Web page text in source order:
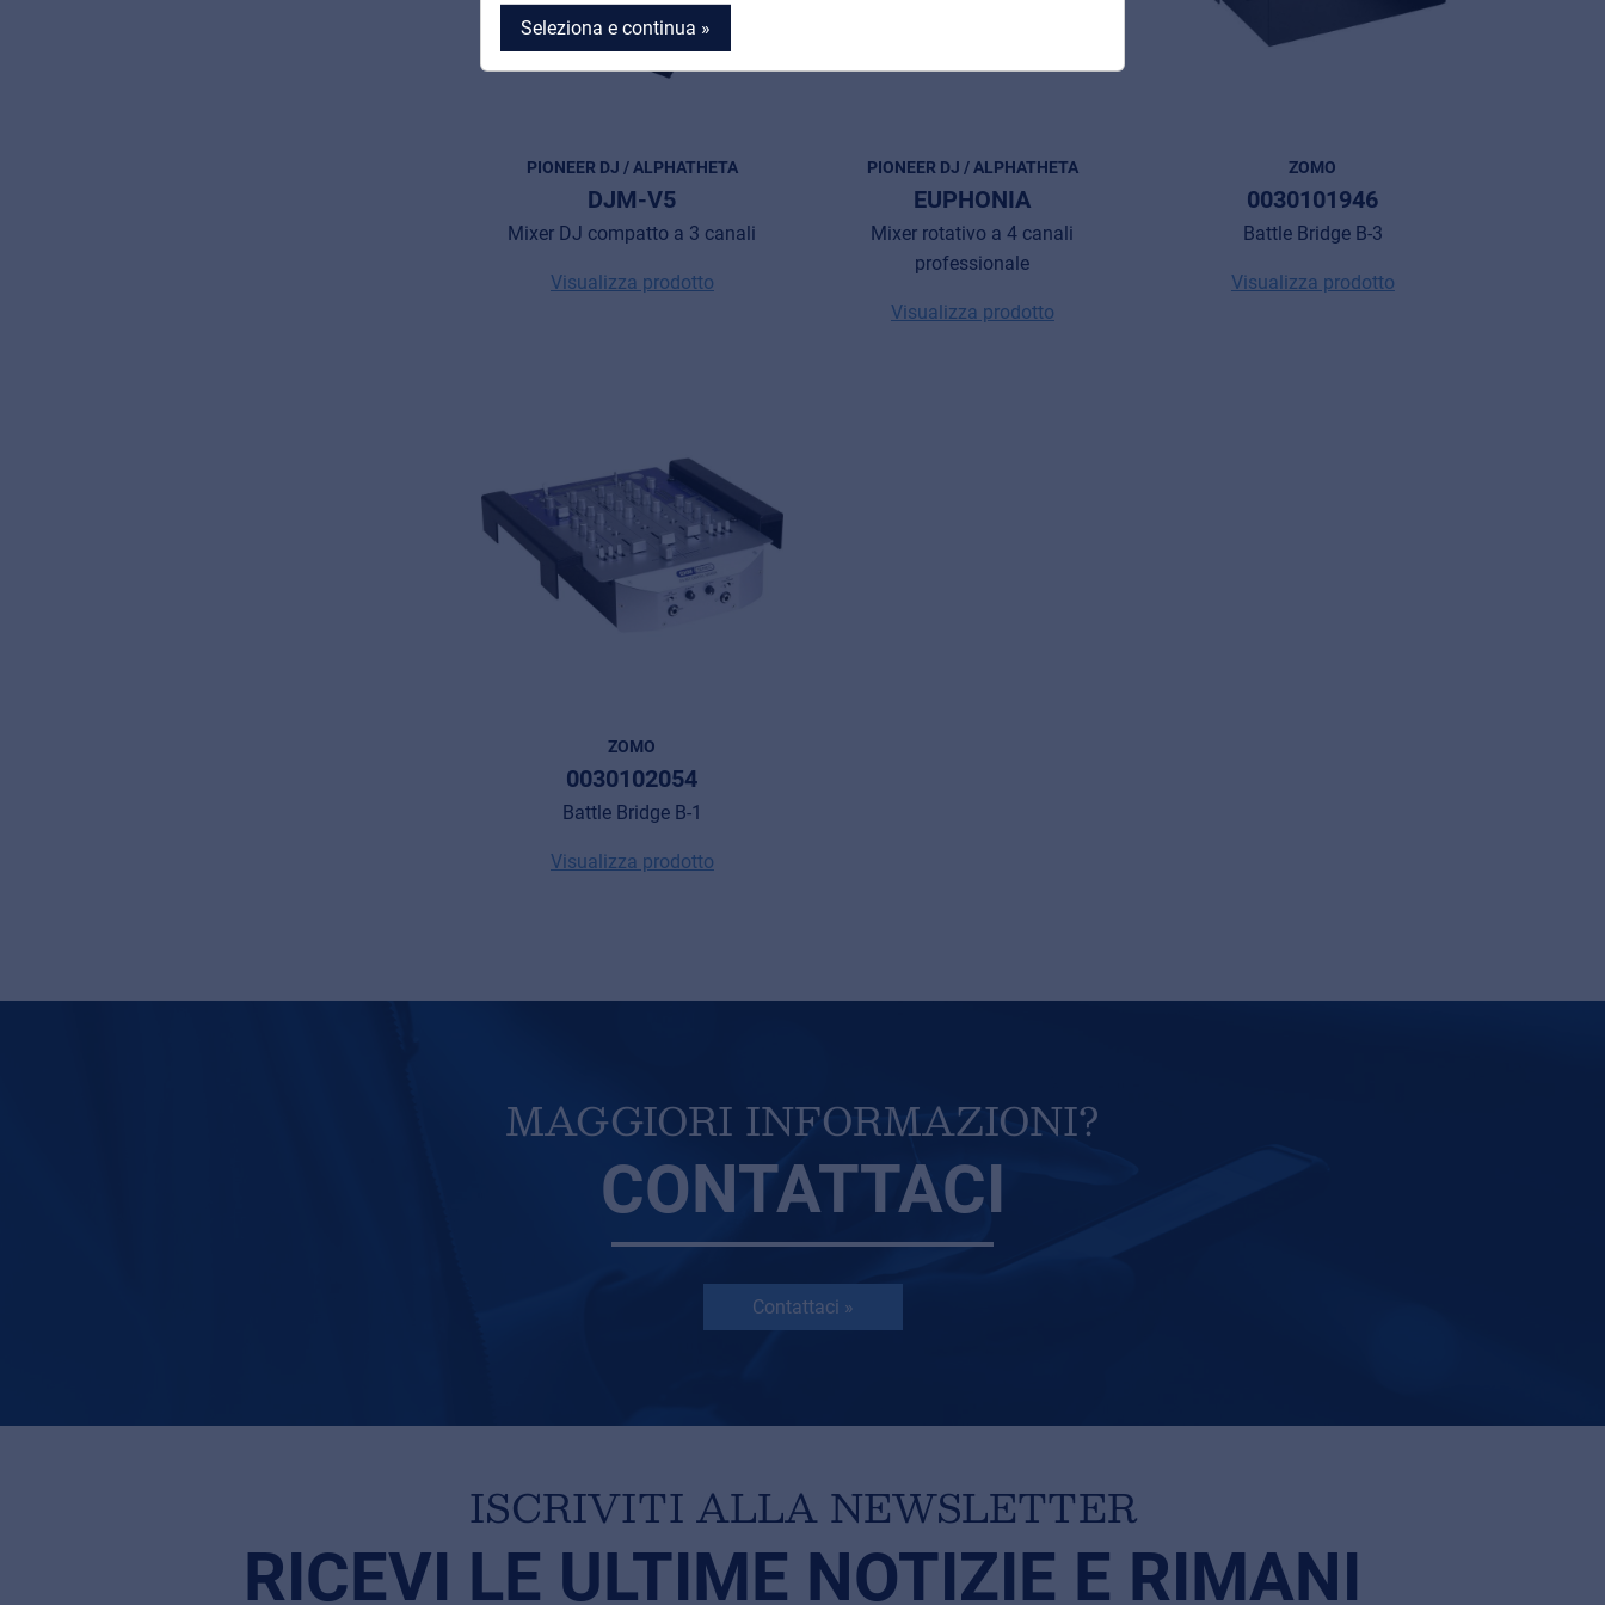
Seleziona e continua »
PIONEER DJ / ALPHATHETA
DJM-V5
Mixer DJ compatto a 3 canali
Visualizza prodotto
PIONEER DJ / ALPHATHETA
EUPHONIA
Mixer rotativo a 4 canali
professionale
Visualizza prodotto
ZOMO
0030101946
Battle Bridge B-3
Visualizza prodotto
ZOMO
0030102054
Battle Bridge B-1
Visualizza prodotto
MAGGIORI INFORMAZIONI?
CONTATTACI
Contattaci »
ISCRIVITI ALLA NEWSLETTER
RICEVI LE ULTIME NOTIZIE E RIMANI